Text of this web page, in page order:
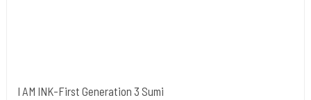
I AM INK-First Generation 3 Sumi